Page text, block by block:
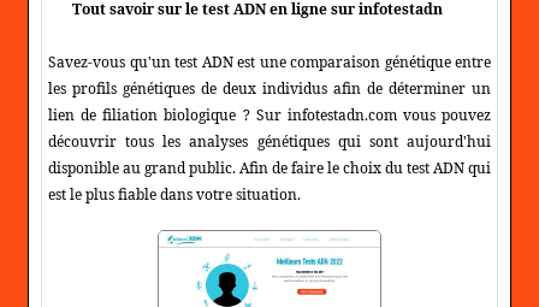
Tout savoir sur le test ADN en ligne sur infotestadn
Savez-vous qu'un test ADN est une comparaison génétique entre
les profils génétiques de deux individus afin de déterminer un
lien de filiation biologique ? Sur infotestadn.com vous pouvez
découvrir tous les analyses génétiques qui sont aujourd'hui
disponible au grand public. Afin de faire le choix du test ADN qui
est le plus fiable dans votre situation.